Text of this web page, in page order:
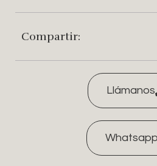
Compartir:
Llámanos
Whatsapp